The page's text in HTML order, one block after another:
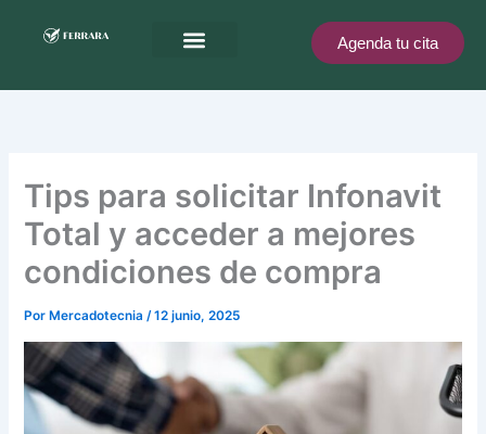
Agenda tu cita
Tips para solicitar Infonavit
Total y acceder a mejores
condiciones de compra
Por Mercadotecnia/12 junio, 2025